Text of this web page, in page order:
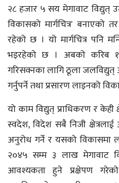
२८ हजार ५ सय मेगावाट विद्युत्
विकासको मार्गचित्र' बनाएको
रहेको छ । यो मार्गचित्र पनि
भइरहेको छ । अबको करिब
गरिसक्नका लागि ठूला
गर्नुपर्ने तथा प्रसारण लाइनको
यो काम विद्युत् प्राधिकरण र केही
स्वदेश, विदेश सबै निजी
अनुरोध गर्ने र यसको विकासमा
२०४५ सम्म ३ लाख मेगावाट
आवश्यकता हुने प्रक्षेपण